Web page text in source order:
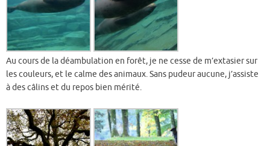
Au cours de la déambulation en forêt, je ne cesse de m’extasier sur
les couleurs, et le calme des animaux. Sans pudeur aucune, j’assiste
à des câlins et du repos bien mérité.